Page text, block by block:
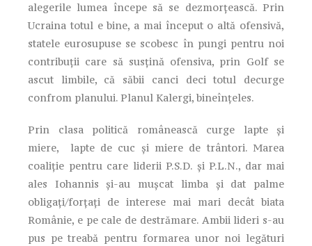
alegerile lumea începe să se dezmorțească. Prin
Ucraina totul e bine, a mai început o altă ofensivă,
statele eurosupuse se scobesc în pungi pentru noi
contribuții care să susțină ofensiva, prin Golf se
ascut limbile, că săbii canci deci totul decurge
confrom planului. Planul Kalergi, bineînțeles.
Prin clasa politică românească curge lapte și
miere, lapte de cuc și miere de trântori. Marea
coaliție pentru care liderii P.S.D. și P.L.N., dar mai
ales Iohannis și-au mușcat limba și dat palme
obligați/forțați de interese mai mari decât biata
Românie, e pe cale de destrămare. Ambii lideri s-au
pus pe treabă pentru formarea unor noi legături